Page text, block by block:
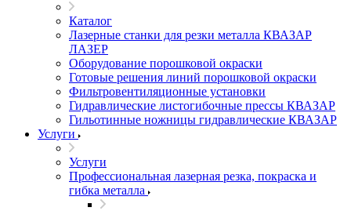
Каталог
Лазерные станки для резки металла КВАЗАР
ЛАЗЕР
Оборудование порошковой окраски
Готовые решения линий порошковой окраски
Фильтровентиляционные установки
Гидравлические листогибочные прессы КВАЗАР
Гильотинные ножницы гидравлические КВАЗАР
Услуги
Услуги
Профессиональная лазерная резка, покраска и
гибка металла